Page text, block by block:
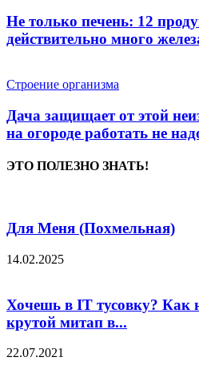
Не только печень: 12
действительно много
Строение организма
Дача защищает от этой
на огороде работать не
ЭТО ПОЛЕЗНО ЗНАТЬ!
Для Меня (Похмельная)
14.02.2025
Хочешь в IT тусовку? Как
крутой митап в...
22.07.2021